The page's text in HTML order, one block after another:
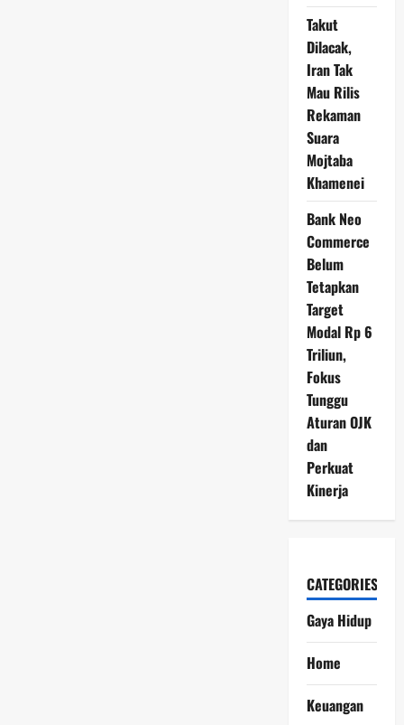
Takut
Dilacak,
Iran Tak
Mau Rilis
Rekaman
Suara
Mojtaba
Khamenei
Bank Neo
Commerce
Belum
Tetapkan
Target
Modal Rp 6
Triliun,
Fokus
Tunggu
Aturan OJK
dan
Perkuat
Kinerja
CATEGORIES
Gaya Hidup
Home
Keuangan